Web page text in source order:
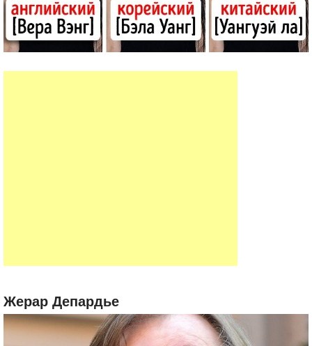
Жерар Депардье